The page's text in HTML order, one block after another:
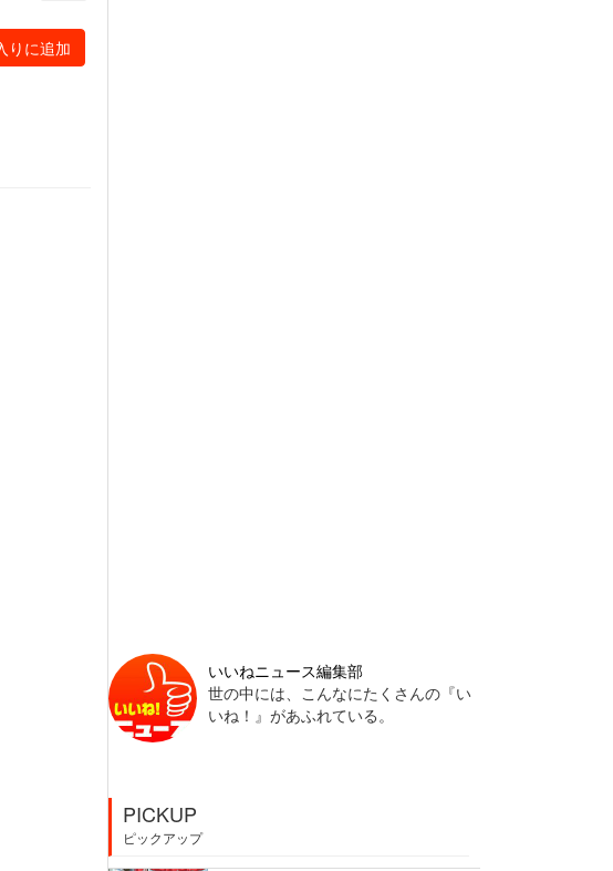
りに追加
いいねニュース編集部
世の中には、こんなにたくさんの『い
いね！』があふれている。
PICKUP
ピックアップ